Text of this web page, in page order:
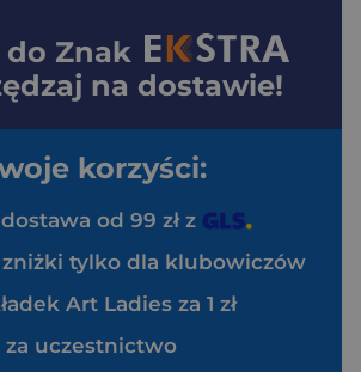
do Znak
na dostawie!
korzyści:
od 99 zł z
tylko dla klubowiczów
Art Ladies za 1 zł
za uczestnictwo